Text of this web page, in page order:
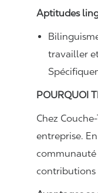
Aptitudes
travailler
POURQUOI
Chez
entreprise.
communauté
contributions